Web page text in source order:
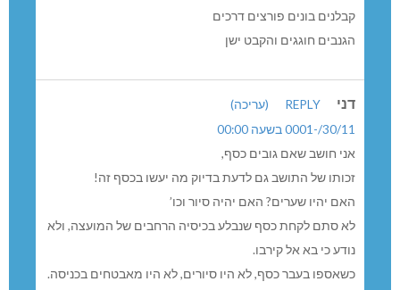
קבלנים בונים פורצים דרכים
הגנבים חוגגים והקבט ישן
דני REPLY
(עריכה)
30/11/-0001 בשעה 00:00
אני חושב שאם גובים כסף,
זכותו של התושב גם לדעת בדיוק מה יעשו בכסף זה!
האם יהיו שערים? האם יהיה סיור וכו’
לא סתם לקחת כסף שנבלע בכיסיה הרחבים של המועצה, ולא
נודע כי בא אל קירבו.
כשאספו בעבר כסף, לא היו סיורים, לא היו מאבטחים בכניסה.